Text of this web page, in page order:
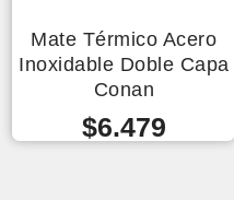
Mate Térmico Acero
Inoxidable Doble Capa
Conan
$6.479